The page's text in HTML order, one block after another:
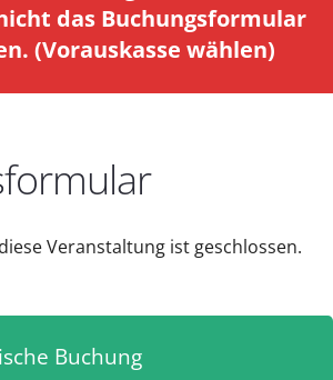
das Buchungsformular
(Vorauskasse wählen)
Veranstaltung ist geschlossen.
Buchung